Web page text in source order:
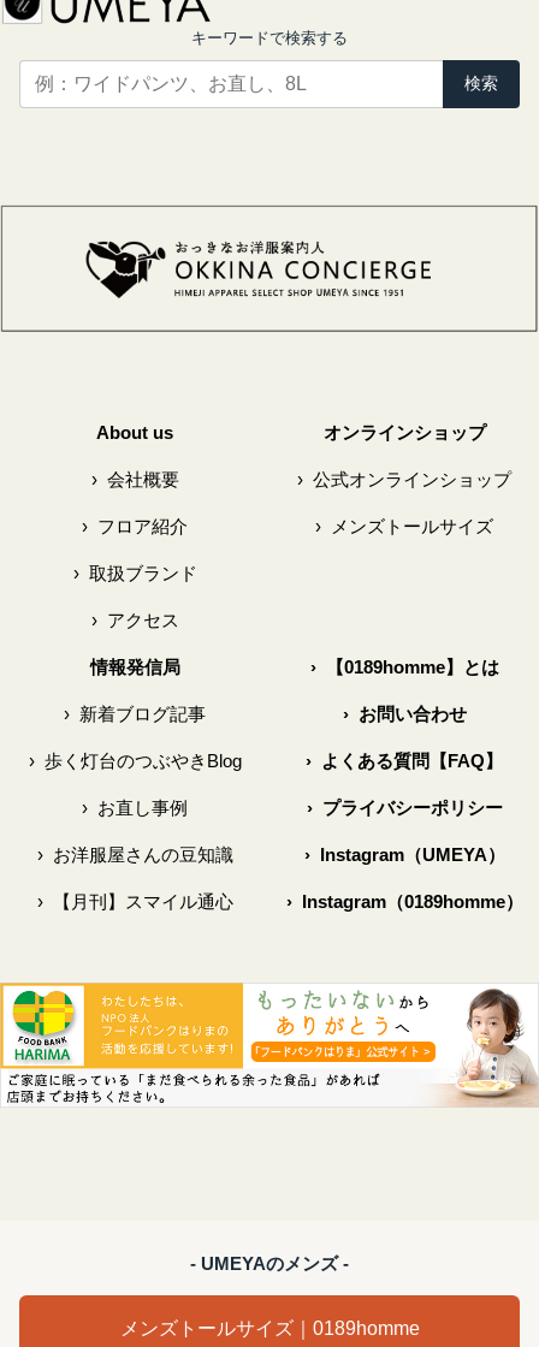
キーワードで検索する
検索
About us
›会社概要
› フロア紹介
›取扱ブランド
›アクセス
オンラインショップ
› 公式オンラインショップ
› メンズトールサイズ
情報発信局
› 新着ブログ記事
›歩く灯台のつぶやきBlog
› お直し事例
›お洋服屋さんの豆知識
›【月刊】スマイル通心
›【0189homme】とは
›お問い合わせ
› よくある質問【FAQ】
›プライバシーポリシー
›Instagram（UMEYA）
›Instagram（0189homme）
- UMEYAのメンズ -
メンズトールサイズ｜0189homme